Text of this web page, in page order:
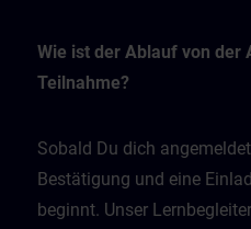
Wie ist der Ablauf von der
Teilnahme?
Sobald Du dich
Bestätigung und eine
beginnt. Unser